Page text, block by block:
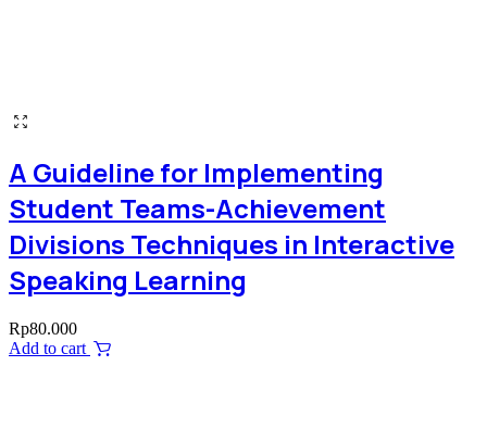
A Guideline for Implementing
Student Teams-Achievement
Divisions Techniques in Interactive
Speaking Learning
Rp80.000
Add to cart